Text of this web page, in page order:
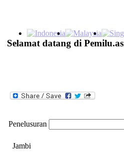
Selamat datang di
Penelusuran
Jambi